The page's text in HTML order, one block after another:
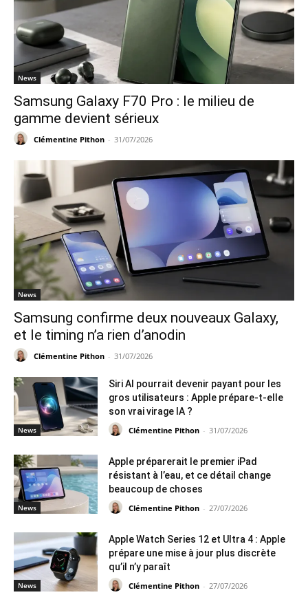
News
Samsung Galaxy F70 Pro : le milieu de
gamme devient sérieux
Clémentine Pithon - 31/07/2026
News
Samsung confirme deux nouveaux Galaxy,
et le timing n’a rien d’anodin
Clémentine Pithon - 31/07/2026
News
Siri AI pourrait devenir payant pour les
gros utilisateurs : Apple prépare-t-elle
son vrai virage IA ?
Clémentine Pithon - 31/07/2026
News
Apple préparerait le premier iPad
résistant à l’eau, et ce détail change
beaucoup de choses
Clémentine Pithon - 27/07/2026
News
Apple Watch Series 12 et Ultra 4 : Apple
prépare une mise à jour plus discrète
qu’il n’y paraît
Clémentine Pithon - 27/07/2026